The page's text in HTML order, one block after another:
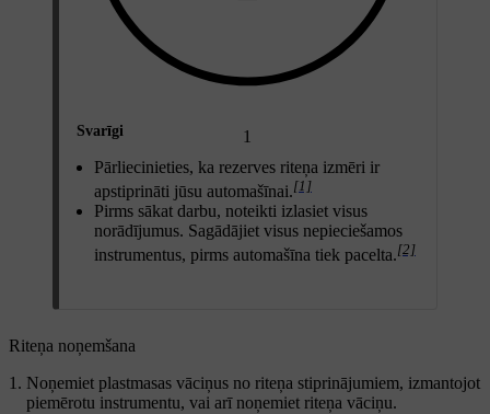
Svarīgi
Pārliecinieties, ka rezerves riteņa izmēri ir
apstiprināti jūsu automašīnai.[1]
Pirms sākat darbu, noteikti izlasiet visus
norādījumus. Sagādājiet visus nepieciešamos
instrumentus, pirms automašīna tiek pacelta.[2]
Riteņa noņemšana
Noņemiet plastmasas vāciņus no riteņa stiprinājumiem, izmantojot
piemērotu instrumentu, vai arī noņemiet riteņa vāciņu.
1